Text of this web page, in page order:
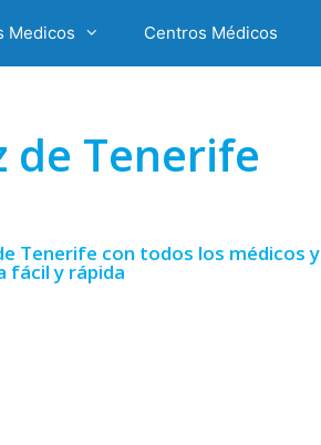
Medicos Centros Médicos
de Tenerife
Tenerife con todos los médicos y
fácil y rápida